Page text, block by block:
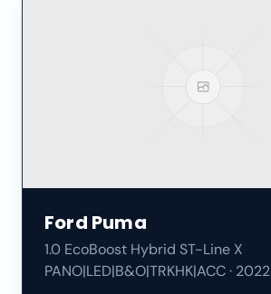
Ford Puma
1.0 EcoBoost Hybrid ST-Line X
PANO|LED|B&O|TRKHK|ACC· 2022